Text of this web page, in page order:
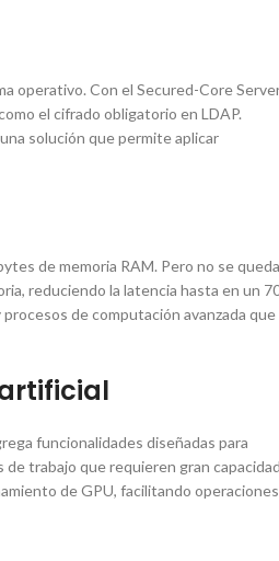
operativo. Con el Secured-Core
el cifrado obligatorio en LDAP.
solución que permite aplicar
de memoria RAM. Pero no se queda
reduciendo la latencia hasta en un
de computación avanzada que
funcionalidades diseñadas para
trabajo que requieren gran capacidad
de GPU, facilitando operaciones